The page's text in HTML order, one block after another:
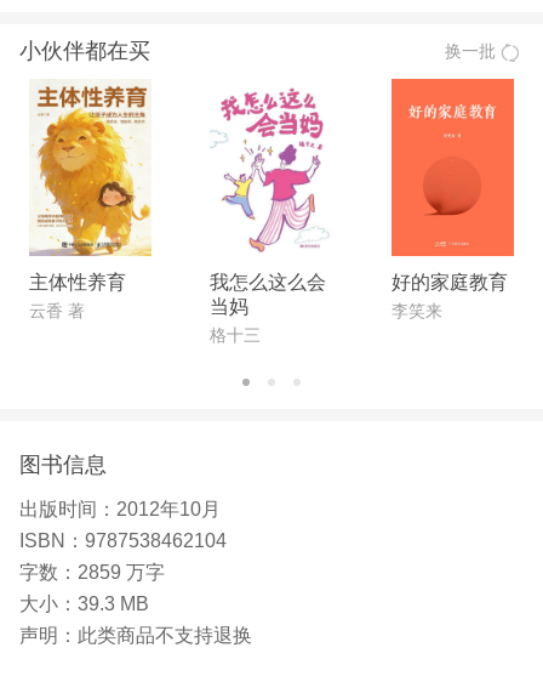
小伙伴都在买 换一批
主体性养育
云香 著
我怎么这么会
当妈
格十三
好的家庭教育
李笑来
图书信息
出版时间： 2012年10月
ISBN： 9787538462104
字数： 2859 万字
大小： 39.3 MB
声明： 此类商品不支持退换